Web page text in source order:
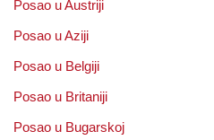
Posao u Austriji
Posao u Aziji
Posao u Belgiji
Posao u Britaniji
Posao u Bugarskoj